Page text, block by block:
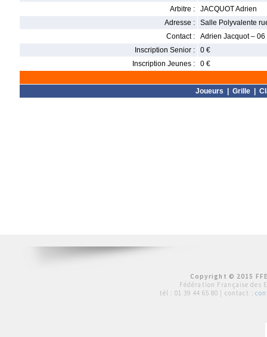
Arbitre :
JACQUOT Adrien
Adresse :
Salle Polyvalente
Contact :
Adrien Jacquot –
Inscription Senior :
0 €
Inscription Jeunes :
0 €
Joueurs Grille|
Copyright © 2015
Fédération Française des
tél : 01 39 44 65 80 | contact :